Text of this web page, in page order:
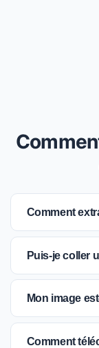
Comment
Puis-je coller
Mon image
Comment